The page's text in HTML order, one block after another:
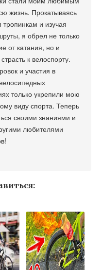
жизнь. Прокатываясь
и изучая
я обрел не только
от катания, но и
к велоспорту.
и участия в
только укрепили мою
виду спорта. Теперь
своими знаниями и
любителями